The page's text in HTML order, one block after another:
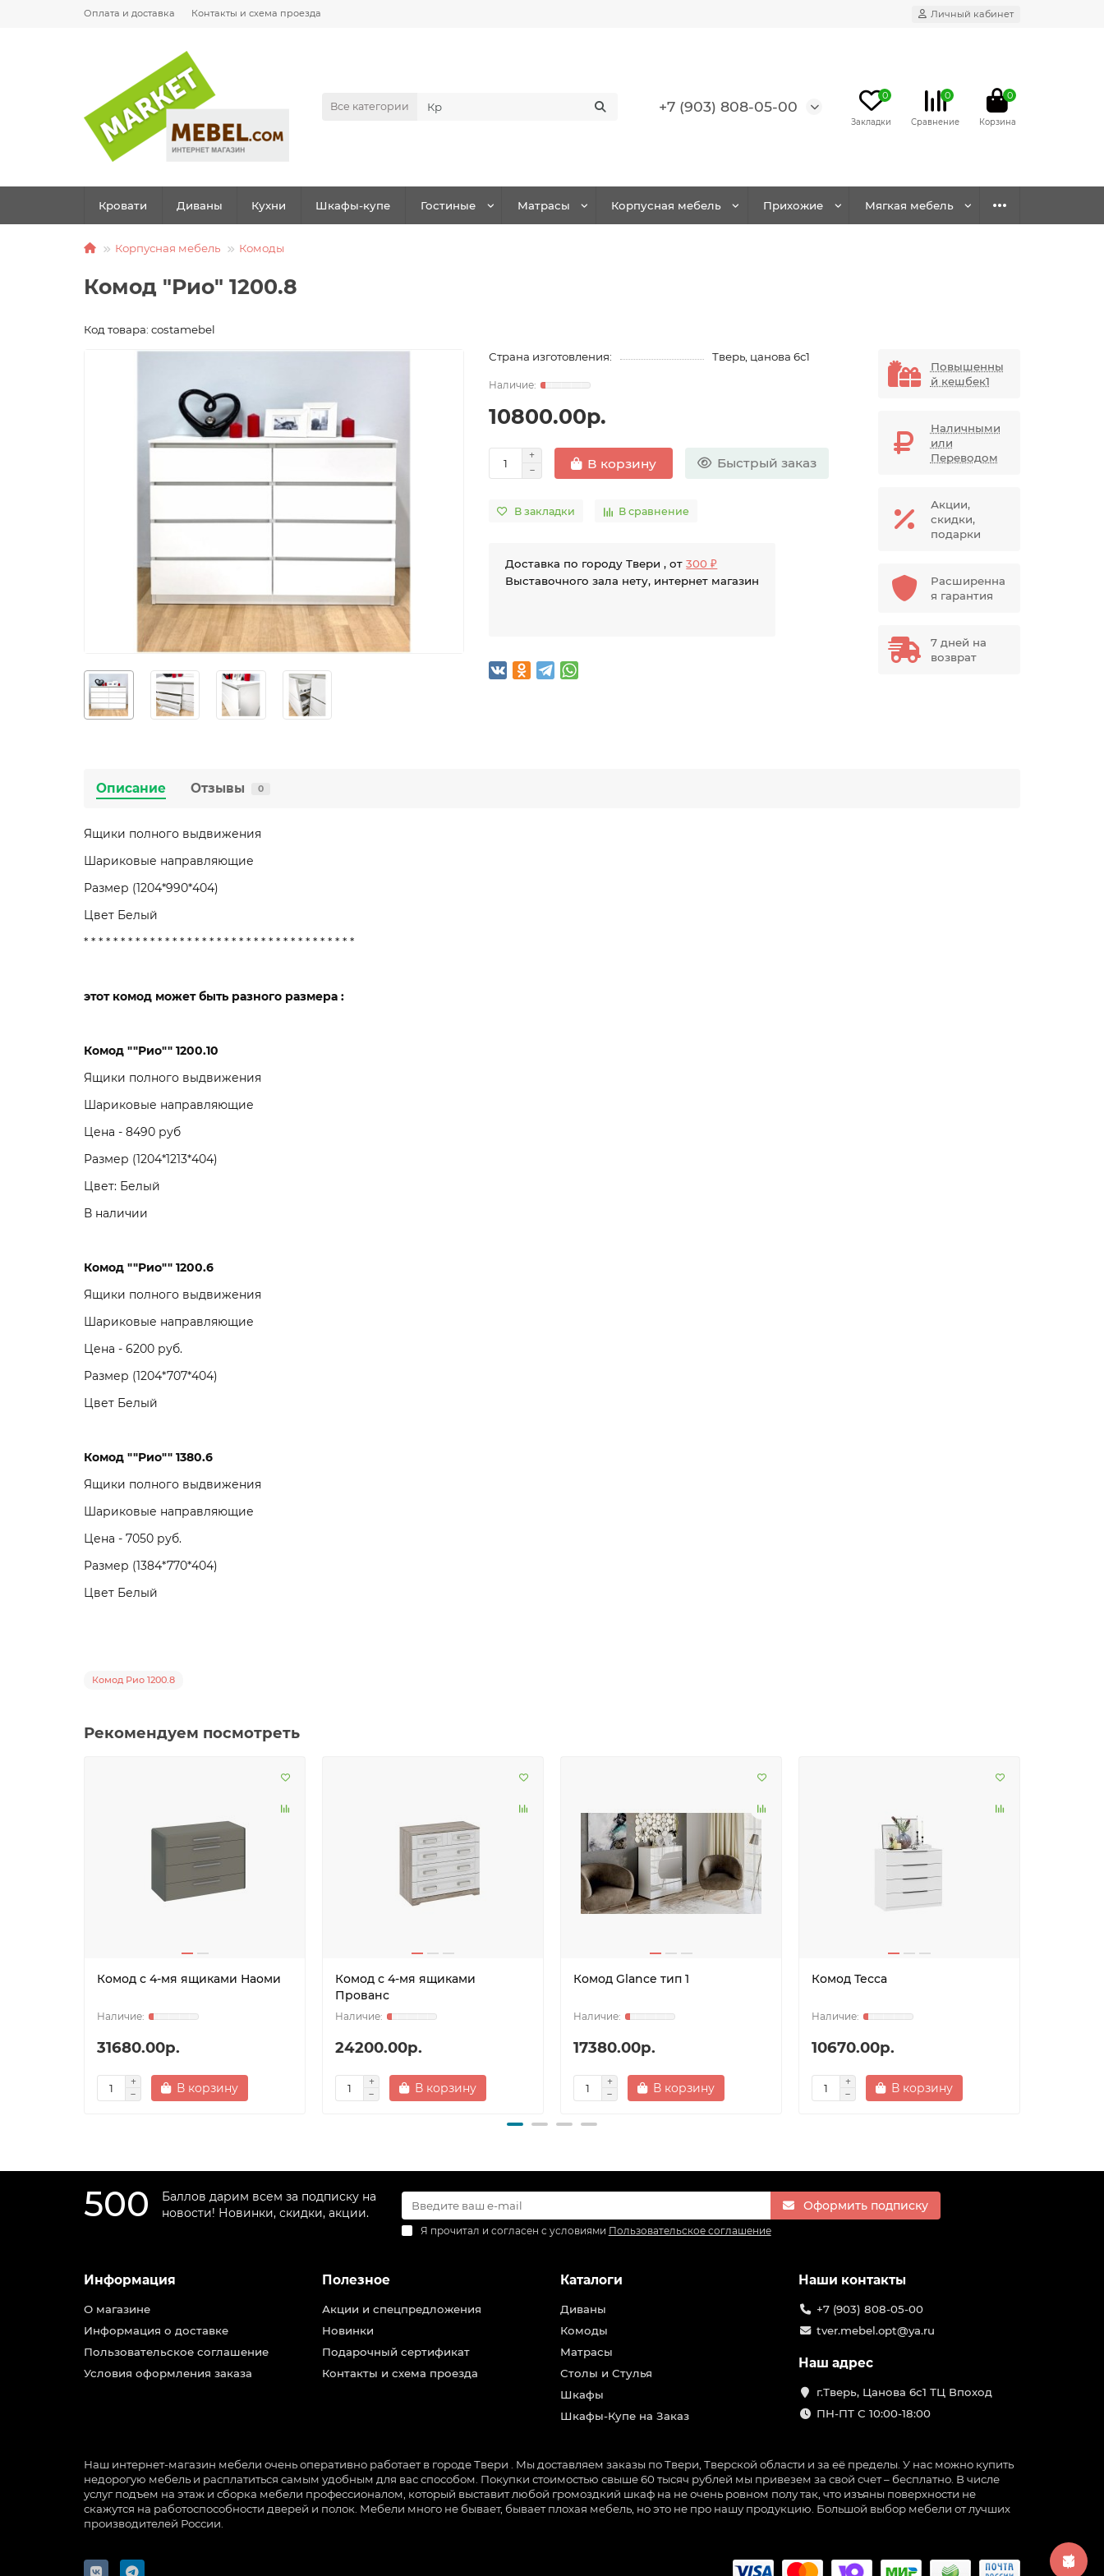
Оплата и доставка Контакты и схема проезда Личный кабинет
Все категории +7 (903) 808-05-00
0 0 0
Кровати Диваны Кухни Шкафы-купе Гостиные Матрасы Корпусная мебель Прихожие Мягкая мебель
Корпусная мебель Комоды
Комод "Рио" 1200.8
Код товара: costamebel
Страна изготовления: Тверь, цанова 6с1
10800.00р.
В корзину Быстрый заказ
В закладки В сравнение
Доставка по городу Твери , от300 ₽
Выставочного зала нету, интернет магазин
Повышенны
й кешбек1
Наличными
или
Переводом
Акции,
скидки,
подарки
Расширенна
я гарантия
7 дней на
возврат
Описание Отзывы 0
Ящики полного выдвижения
Шариковые направляющие
Размер (1204*990*404)
Цвет Белый
* * * * * * * * * * * * * * * * * * * * * * * * * * * * * * * * * * * * *
этот комод может быть разного размера :
Комод ""Рио"" 1200.10
Ящики полного выдвижения
Шариковые направляющие
Цена - 8490 руб
Размер (1204*1213*404)
Цвет: Белый
В наличии
Комод ""Рио"" 1200.6
Ящики полного выдвижения
Шариковые направляющие
Цена - 6200 руб.
Размер (1204*707*404)
Цвет Белый
Комод ""Рио"" 1380.6
Ящики полного выдвижения
Шариковые направляющие
Цена - 7050 руб.
Размер (1384*770*404)
Цвет Белый
Комод Рио 1200.8
Рекомендуем посмотреть
Комод с 4-мя ящиками Наоми
31680.00р.
В корзину
Комод с 4-мя ящиками
Прованс
24200.00р.
В корзину
Комод Glance тип 1
17380.00р.
В корзину
Комод Тесса
10670.00р.
В корзину
500
Баллов дарим всем за подписку на
новости! Новинки, скидки, акции.
Оформить подписку
Я прочитал и согласен с условиями Пользовательское соглашение
Информация
О магазине
Информация о доставке
Пользовательское соглашение
Условия оформления заказа
Полезное
Акции и спецпредложения
Новинки
Подарочный сертификат
Контакты и схема проезда
Каталоги
Диваны
Комоды
Матрасы
Столы и Стулья
Шкафы
Шкафы-Купе на Заказ
Наши контакты
+7 (903) 808-05-00
tver.mebel.opt@ya.ru
Наш адрес
г.Тверь, Цанова 6с1 ТЦ Впоход
ПН-ПТ С 10:00-18:00
Наш интернет-магазин мебели очень оперативно работает в городе Твери . Мы доставляем заказы по Твери, Тверской области и за её пределы. У нас можно купить
недорогую мебель и расплатиться самым удобным для вас способом. Покупки стоимостью свыше 60 тысяч рублей мы привезем за свой счет – бесплатно. В числе
услуг подъем на этаж и сборка мебели профессионалом, который выставит любой громоздкий шкаф на не очень ровном полу так, что изъяны поверхности не
скажутся на работоспособности дверей и полок. Мебели много не бывает, бывает плохая мебель, но это не про нашу продукцию. Большой выбор мебели от лучших
производителей России.